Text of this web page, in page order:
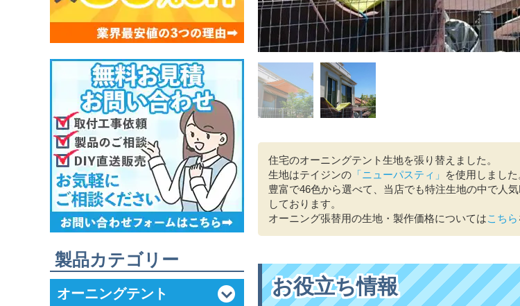
住宅のオーニングテント生地を張り替えました。
生地はテイジンの 「ニューパスティ」
を使用しまし
豊富で46色から選べて、当店でも特注生地の中で人
しております。
オーニング張替用の生地・製作価格についてはこちら
お役立ち情報
製品カテゴリー
オーニングテント